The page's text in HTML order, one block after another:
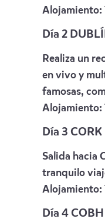
Alojamiento:
Día 2
Realiza un
en vivo y
famosas,
Alojamiento:
Día 3 CORK
Salida hacia
tranquilo
Alojamiento:
Día 4 COBH